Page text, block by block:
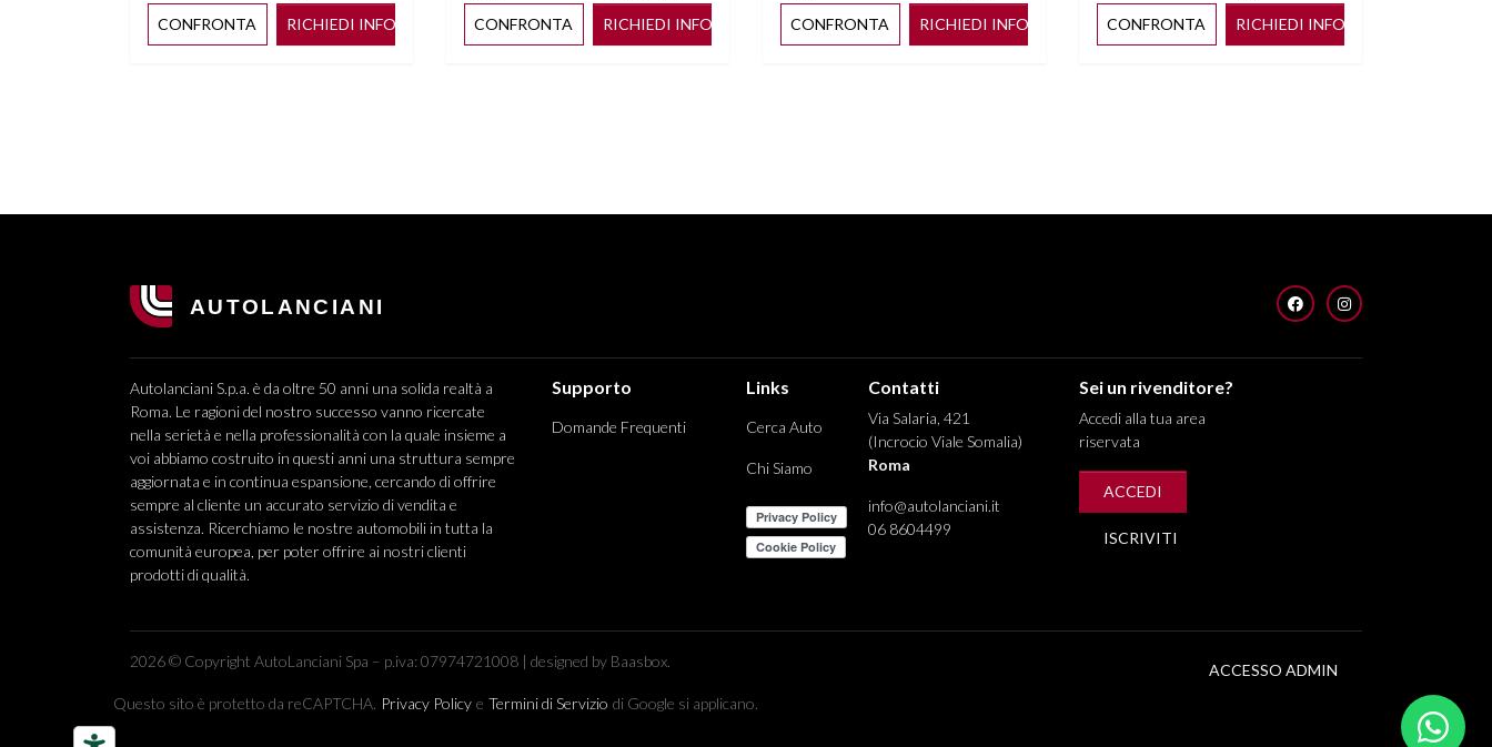
CONFRONTA
RICHIEDI INFO
CONFRONTA
RICHIEDI INFO
CONFRONTA
RICHIEDI INFO
CONFRONTA
RICHIEDI INFO
FACEBOOKINSTAGRAM
Autolanciani S.p.a. è da oltre 50 anni una solida realtà a
Roma. Le ragioni del nostro successo vanno ricercate
nella serietà e nella professionalità con la quale insieme a
voi abbiamo costruito in questi anni una struttura sempre
aggiornata e in continua espansione, cercando di offrire
sempre al cliente un accurato servizio di vendita e
assistenza. Ricerchiamo le nostre automobili in tutta la
comunità europea, per poter offrire ai nostri clienti
prodotti di qualità.
Supporto
Domande Frequenti
Links
Cerca Auto
Chi Siamo
Contatti
Via Salaria, 421
(Incrocio Viale Somalia)
Roma
info@autolanciani.it
06 8604499
Sei un rivenditore?
Accedi alla tua area
riservata
ACCEDI
ISCRIVITI
2026 © Copyright AutoLanciani Spa – p.iva: 07974721008 | designed by Baasbox.
ACCESSO ADMIN
Questo sito è protetto da reCAPTCHA. Privacy Policy e Termini di Servizio di Google si applicano.